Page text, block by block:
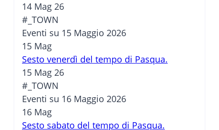
14 Mag 26
#_TOWN
Eventi su 15 Maggio 2026
15 Mag
Sesto venerdì del tempo di Pasqua.
15 Mag 26
#_TOWN
Eventi su 16 Maggio 2026
16 Mag
Sesto sabato del tempo di Pasqua.